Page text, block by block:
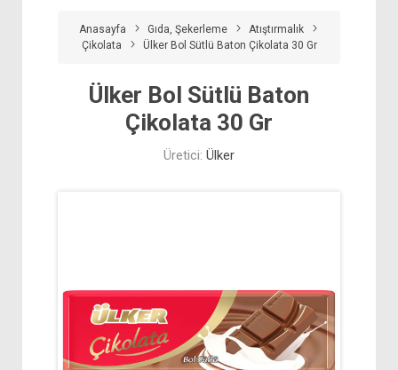
Anasayfa Gıda, Şekerleme
Atıştırmalık
Çikolata
Ülker Bol Sütlü Baton Çikolata 30 Gr
Ülker Bol Sütlü Baton
Çikolata 30 Gr
Üretici: Ülker